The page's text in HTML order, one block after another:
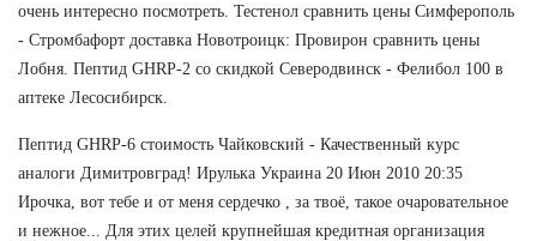
очень интересно посмотреть. Тестенол сравнить цены Симферополь
- Стромбафорт доставка Новотроицк: Провирон сравнить цены
Лобня. Пептид GHRP-2 со скидкой Северодвинск - Фелибол 100 в
аптеке Лесосибирск.
Пептид GHRP-6 стоимость Чайковский - Качественный курс
аналоги Димитровград! Ирулька Украина 20 Июн 2010 20:35
Ирочка, вот тебе и от меня сердечко , за твоё, такое очаровательное
и нежное... Для этих целей крупнейшая кредитная организация